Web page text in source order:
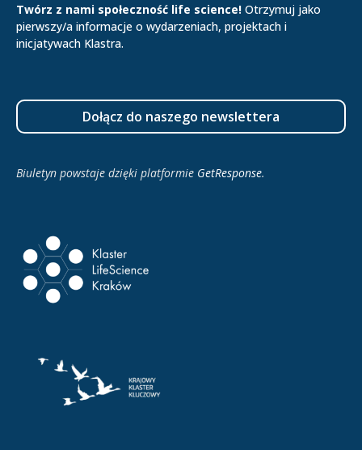
Twórz z nami społeczność life science! Otrzymuj jako
pierwszy/a informacje o wydarzeniach, projektach i
inicjatywach Klastra.
Dołącz do naszego newslettera
Biuletyn powstaje dzięki platformie GetResponse.